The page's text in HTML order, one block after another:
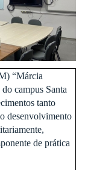
“Márcia
campus Santa
tanto
desenvolvimento
de prática